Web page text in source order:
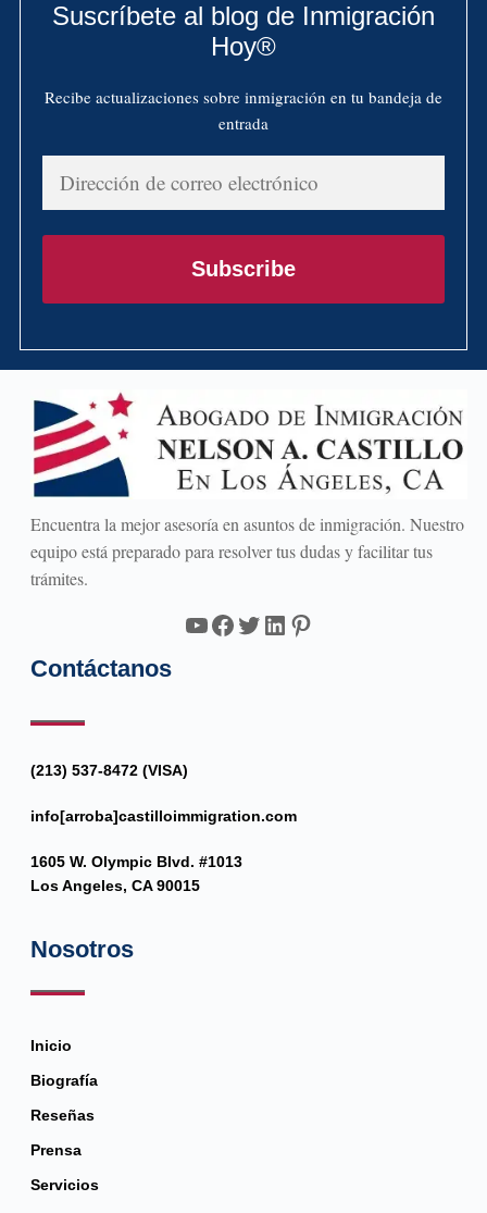
Suscríbete al blog de Inmigración
Hoy®
Recibe actualizaciones sobre inmigración en tu bandeja de
entrada
Dirección
de
correo
Subscribe
Encuentra la mejor asesoría en asuntos de inmigración. Nuestro
equipo está preparado para resolver tus dudas y facilitar tus
trámites.
YouTube
Facebook
Twitter
LinkedIn
Pinterest
Contáctanos
(213) 537-8472 (VISA)
info[arroba]castilloimmigration.com
1605 W. Olympic Blvd. #1013
Los Angeles, CA 90015
Nosotros
Inicio
Biografía
Reseñas
Prensa
Servicios